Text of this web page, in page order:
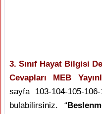
3. Sınıf Hayat Bilgisi
Cevapları MEB
sayfa 103-104-105-
bulabilirsiniz. “